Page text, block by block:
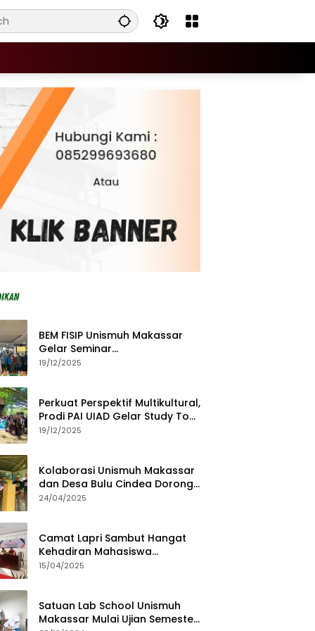
BEM FISIP Unismuh Makassar
Gelar Seminar
Keperempuanan, Bahas
19/12/2025
Perkuat Perspektif Multikultural,
Prodi PAI UIAD Gelar Study Tour
ke Kajang
19/12/2025
Kolaborasi Unismuh Makassar
dan Desa Bulu Cindea Dorong
Sentra Garam Industri
24/04/2025
Camat Lapri Sambut Hangat
Kehadiran Mahasiswa
PoltekMu
15/04/2025
Satuan Lab School Unismuh
Makassar Mulai Ujian Semester,